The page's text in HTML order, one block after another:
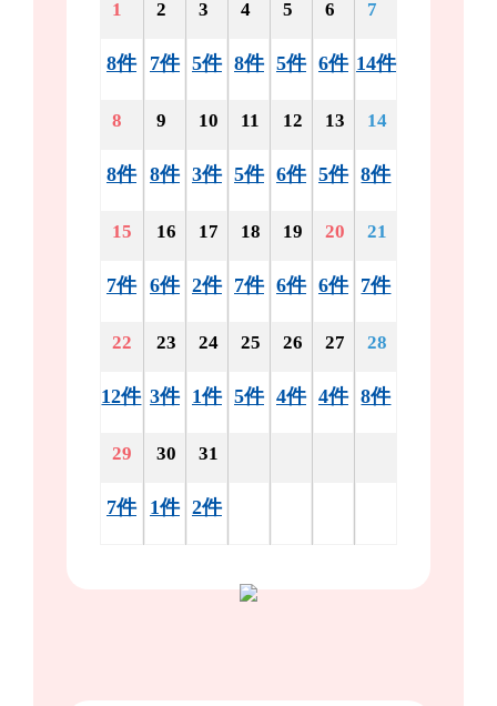
1
8件
2
7件
3
5件
4
8件
5
5件
6
6件
7
14件
8
8件
9
8件
10
3件
11
5件
12
6件
13
5件
14
8件
15
7件
16
6件
17
2件
18
7件
19
6件
20
6件
21
7件
22
12件
23
3件
24
1件
25
5件
26
4件
27
4件
28
8件
29
7件
30
1件
31
2件